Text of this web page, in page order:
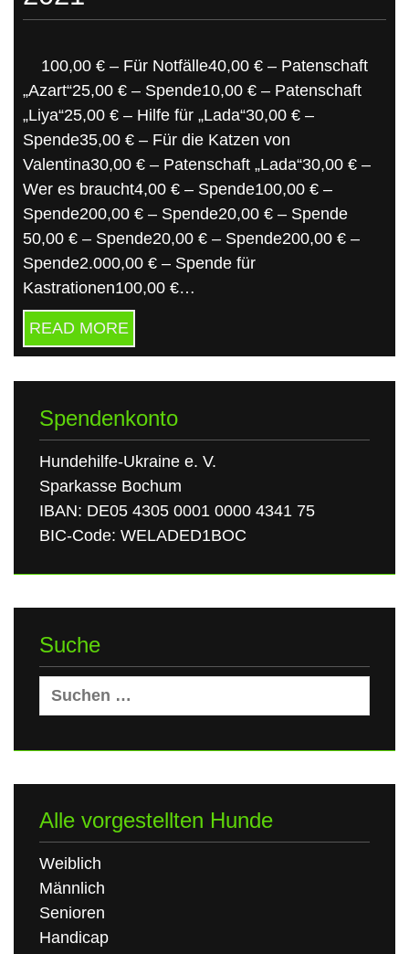
100,00 € – Für Notfälle40,00 € – Patenschaft
„Azart“25,00 € – Spende10,00 € – Patenschaft
„Liya“25,00 € – Hilfe für „Lada“30,00 € –
Spende35,00 € – Für die Katzen von
Valentina30,00 € – Patenschaft „Lada“30,00 € –
Wer es braucht4,00 € – Spende100,00 € –
Spende200,00 € – Spende20,00 € – Spende
50,00 € – Spende20,00 € – Spende200,00 € –
Spende2.000,00 € – Spende für
Kastrationen100,00 €…
READ MORE
Spendenkonto
Hundehilfe-Ukraine e. V.
Sparkasse Bochum
IBAN: DE05 4305 0001 0000 4341 75
BIC-Code: WELADED1BOC
Suche
Suchen
nach:
Alle vorgestellten Hunde
Weiblich
Männlich
Senioren
Handicap